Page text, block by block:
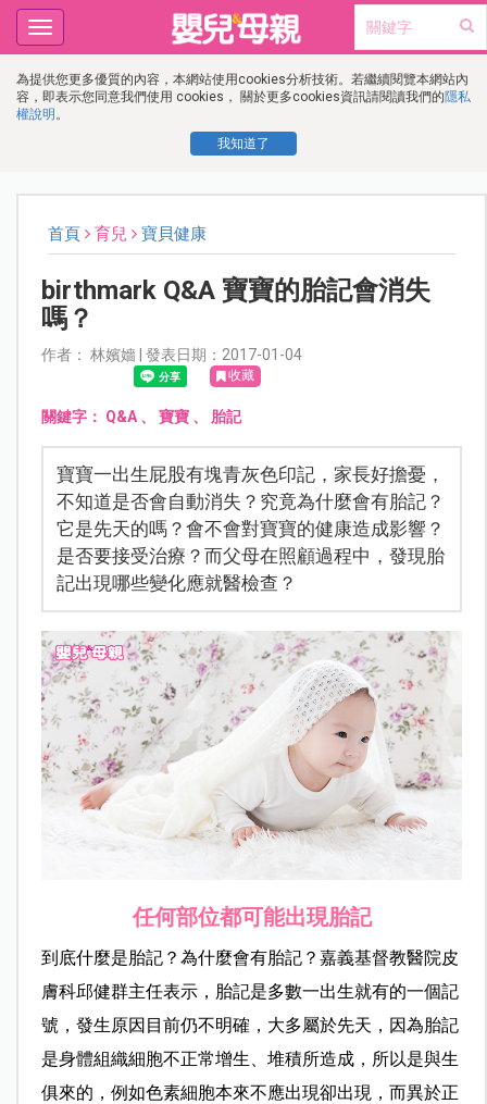
為提供您更多優質的內容，本網站使用cookies分析技術。若繼續閱覽本網站內
容，即表示您同意我們使用 cookies， 關於更多cookies資訊請閱讀我們的隱私
權說明 。
我知道了
Toggle
navigation
首頁 育兒 寶貝健康
birthmark Q&A 寶寶的胎記會消失
嗎？
作者： 林嬪嬙 | 發表日期：2017-01-04
收藏
關鍵字： Q&A、 寶寶、 胎記
寶寶一出生屁股有塊青灰色印記，家長好擔憂，
不知道是否會自動消失？究竟為什麼會有胎記？
它是先天的嗎？會不會對寶寶的健康造成影響？
是否要接受治療？而父母在照顧過程中，發現胎
記出現哪些變化應就醫檢查？
任何部位都可能出現胎記
到底什麼是胎記？為什麼會有胎記？嘉義基督教醫院皮
膚科邱健群主任表示，胎記是多數一出生就有的一個記
號，發生原因目前仍不明確，大多屬於先天，因為胎記
是身體組織細胞不正常增生、堆積所造成，所以是與生
俱來的，例如色素細胞本來不應出現卻出現，而異於正